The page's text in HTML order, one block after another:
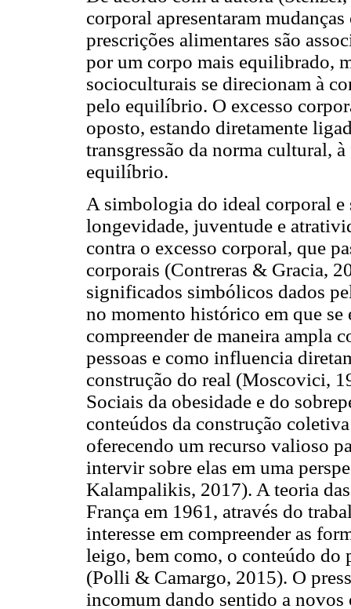
corporal apresentaram
prescrições alimentares são
por um corpo mais equilibrado,
socioculturais se direcionam à
pelo equilíbrio. O excesso
oposto, estando diretamente
transgressão da norma cultural,
equilíbrio.
A simbologia do ideal corporal e
longevidade, juventude e
contra o excesso corporal, que
corporais (Contreras & Gracia,
significados simbólicos dados
no momento histórico em que
compreender de maneira ampla
pessoas e como influencia
construção do real (Moscovici,
Sociais da obesidade e do
conteúdos da construção
oferecendo um recurso valioso
intervir sobre elas em uma
Kalampalikis, 2017). A teoria
França em 1961, através do
interesse em compreender as
leigo, bem como, o conteúdo do
(Polli & Camargo, 2015). O
incomum dando sentido a